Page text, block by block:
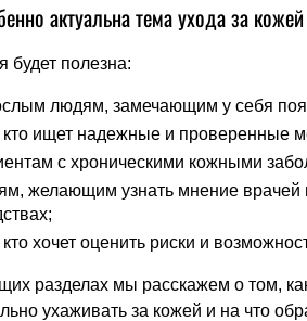
актуальна тема ухода за
будет полезна:
людям, замечающим у себя
кто ищет надежные и проверенные
с хроническими кожными
желающим узнать мнение врачей
хочет оценить риски и
разделах мы расскажем о том,
ухаживать за кожей и на что